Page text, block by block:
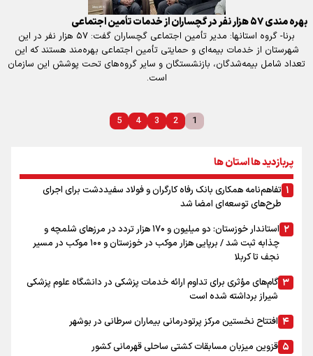
بهره مندی ۵۷ هزار نفر در گچساران از خدمات تأمین اجتماعی
برنا- گروه استانها: مدیر تأمین اجتماعی گچساران گفت: ۵۷ هزار نفر در این
شهرستان از خدمات بیمه‌ای و حمایتی تأمین اجتماعی بهره‌مند هستند که این
تعداد شامل بیمه‌شدگان، بازنشستگان و سایر گروه‌های تحت پوشش این سازمان
است.
1
2
3
4
5
پربازدید ها استان ها
تفاهم‌نامه همکاری بانک رفاه کارگران و فولاد سفیددشت برای اجرای
طرح‌های توسعه‌ای امضا شد
استاندار خوزستان: دو میلیون و ۱۷۰ هزار تردد در مرزهای شلمچه و
چذابه ثبت شد / برپایی هزار موکب در خوزستان و ۱۰۰ موکب در مسیر
نجف تا کربلا
گام‌های مؤثری برای تداوم ارائه خدمات پزشکی در دانشگاه علوم پزشکی
شیراز برداشته شده است
افتتاح نخستین مرکز پرتودرمانی بیماران سرطانی در بوشهر
قزوین میزبان مسابقات کشتی ساحلی قهرمانی کشور